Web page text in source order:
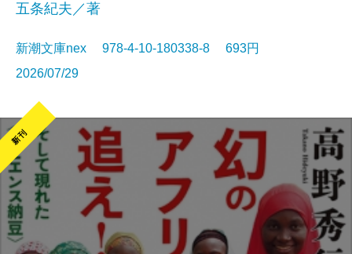
五条紀夫／著
新潮文庫nex 978-4-10-180338-8 693円
2026/07/29
新刊